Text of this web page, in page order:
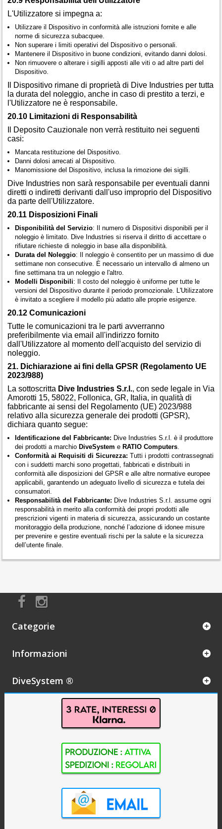
L'Utilizzatore si impegna a:
Utilizzare il Dispositivo in conformità alle istruzioni fornite e alle
norme di sicurezza subacquee.
Non superare i limiti operativi del Dispositivo o personali.
Mantenere il Dispositivo in buone condizioni, evitando danni dolosi.
Non rimuovere o alterare i sigilli apposti alle viti o ad altre parti del
Dispositivo.
Il Dispositivo rimane di proprietà di Dive Industries per tutta
la durata del noleggio, anche in caso di prestito a terzi, e
l'Utilizzatore ne è responsabile.
20.10 Limitazioni di Responsabilità
Il Deposito Cauzionale non verrà restituito nei seguenti
casi:
Mancata restituzione del Dispositivo.
Danni dolosi arrecati al Dispositivo.
Manomissione del Dispositivo, inclusa la rimozione dei sigilli.
Dive Industries non sarà responsabile per eventuali danni
diretti o indiretti derivanti dall'uso improprio del Dispositivo
da parte dell'Utilizzatore.
20.11 Disposizioni Finali
Disponibilità del Servizio: Il numero di Dispositivi disponibili per il
noleggio è limitato. Dive Industries si riserva il diritto di accettare o
rifiutare richieste di noleggio in base alla disponibilità.
Durata del Noleggio: Il noleggio è consentito per un massimo di due
settimane non consecutive. È necessario un intervallo di almeno un
fine settimana tra un noleggio e l'altro.
Modelli Disponibili: Il costo del noleggio è uniforme per tutte le
versioni del Dispositivo durante il periodo promozionale. L'Utilizzatore
è invitato a scegliere il modello più adatto alle proprie esigenze.
20.12 Comunicazioni
Tutte le comunicazioni tra le parti avverranno
preferibilmente via email all'indirizzo fornito
dall'Utilizzatore al momento dell'acquisto del servizio di
noleggio.
21. Dichiarazione ai fini della GPSR (Regolamento UE
2023/988)
La sottoscritta Dive Industries S.r.l., con sede legale in Via
Amorotti 15, 58022, Follonica, GR, Italia, in qualità di
fabbricante ai sensi del Regolamento (UE) 2023/988
relativo alla sicurezza generale dei prodotti (GPSR),
dichiara quanto segue:
Identificazione del Fabbricante: Dive Industries S.r.l. è il produttore
dei prodotti a marchio DiveSystem e RATIO Computers.
Conformità ai Requisiti di Sicurezza: Tutti i prodotti contrassegnati
con i suddetti marchi sono progettati, fabbricati e distribuiti in
conformità alle disposizioni del GPSR e alle altre normative europee
applicabili, garantendo un adeguato livello di sicurezza e tutela dei
consumatori.
Responsabilità del Fabbricante: Dive Industries S.r.l. assume ogni
responsabilità in merito alla conformità dei propri prodotti alle
prescrizioni vigenti in materia di sicurezza, assicurando un costante
monitoraggio della produzione, nonché l’adozione di idonee misure
per prevenire e gestire eventuali rischi per la salute e la sicurezza
dell’utente finale.
Categorie
Informazioni
DiveSystem ®